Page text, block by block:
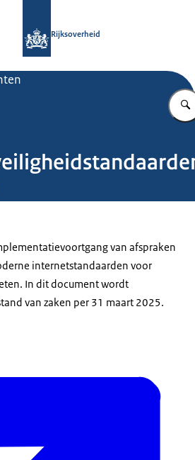
Rijksoverheid
van afspraken
internetstandaarden voor
In dit document wordt
van zaken per 31 maart 2025.